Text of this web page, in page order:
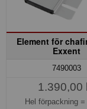
Element för
Exxent
7490003
1.390,00
Hel förpackning =